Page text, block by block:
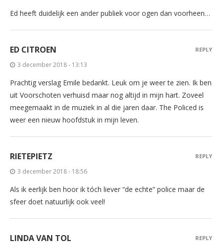
Ed heeft duidelijk een ander publiek voor ogen dan voorheen…
ED CITROEN
3 december 2018 - 13:13
Prachtig verslag Emile bedankt. Leuk om je weer te zien. Ik ben
uit Voorschoten verhuisd maar nog altijd in mijn hart. Zoveel
meegemaakt in de muziek in al die jaren daar. The Policed is
weer een nieuw hoofdstuk in mijn leven.
REPLY
RIETEPIETZ
3 december 2018 - 18:56
Als ik eerlijk ben hoor ik tóch liever “de echte” police maar de
sfeer doet natuurlijk ook veel!
REPLY
LINDA VAN TOL REPLY